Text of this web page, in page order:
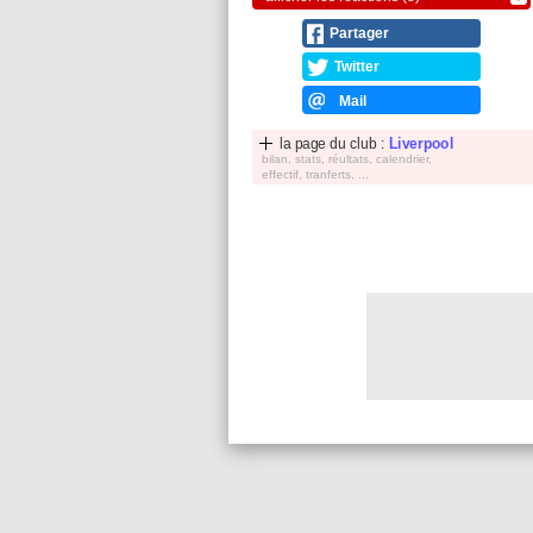
Partager
Twitter
Mail
la page du club : Liverpool
bilan, stats, réultats, calendrier,
effectif, tranferts, ...